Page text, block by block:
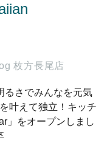
枚方長尾店
るさでみんなを元気
叶えて独立！キッチ
」をオープンしまし